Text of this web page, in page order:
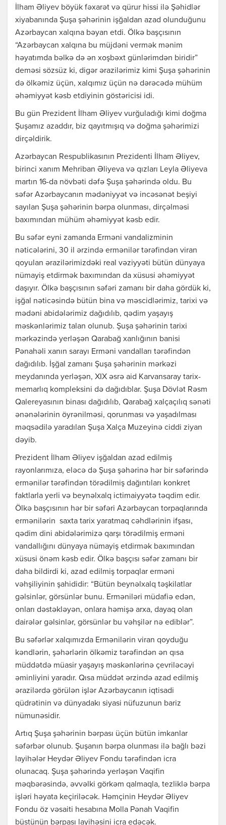
İlham Əliyev böyük fəxarət və qürur hissi ilə Şəhidlər
xiyabanında Şuşa şəhərinin işğaldan azad olunduğunu
Azərbaycan xalqına bəyan etdi. Ölkə başçısının
“Azərbaycan xalqına bu müjdəni vermək mənim
həyatımda bəlkə də ən xoşbəxt günlərimdən biridir”
deməsi sözsüz ki, digər ərazilərimiz kimi Şuşa şəhərinin
də ölkəmiz üçün, xalqımız üçün nə dərəcədə mühüm
əhəmiyyət kəsb etdiyinin göstəricisi idi.
Bu gün Prezident İlham Əliyev vurğuladığı kimi doğma
Şuşamız azaddır, biz qayıtmışıq və doğma şəhərimizi
dirçəldirik.
Azərbaycan Respublikasının Prezidenti İlham Əliyev,
birinci xanım Mehriban Əliyeva və qızları Leyla Əliyeva
martın 16-da növbəti dəfə Şuşa şəhərində oldu. Bu
səfər Azərbaycanın mədəniyyət və incəsənət beşiyi
sayılan Şuşa şəhərinin bərpa olunması, dirçəlməsi
baxımından mühüm əhəmiyyət kəsb edir.
Bu səfər eyni zamanda Erməni vandalizminin
nəticələrini, 30 il ərzində ermənilər tərəfindən viran
qoyulan ərazilərimizdəki real vəziyyəti bütün dünyaya
nümayiş etdirmək baxımından da xüsusi əhəmiyyət
daşıyır. Ölkə başçısının səfəri zamanı bir daha gördük ki,
işğal nəticəsində bütün bina və məscidlərimiz, tarixi və
mədəni abidələrimiz dağıdılıb, qədim yaşayış
məskənlərimiz talan olunub. Şuşa şəhərinin tarixi
mərkəzində yerləşən Qarabağ xanlığının banisi
Pənahəli xanın sarayı Erməni vandalları tərəfindən
dağıdılıb. İşğal zamanı Şuşa şəhərinin mərkəzi
meydanında yerləşən, XIX əsrə aid Karvansaray tarix-
memarlıq kompleksini də dağıdıblar. Şuşa Dövlət Rəsm
Qalereyasının binası dağıdılıb, Qarabağ xalçaçılıq sənəti
ənənələrinin öyrənilməsi, qorunması və yaşadılması
məqsədilə yaradılan Şuşa Xalça Muzeyinə ciddi ziyan
dəyib.
Prezident İlham Əliyev işğaldan azad edilmiş
rayonlarımıza, eləcə də Şuşa şəhərinə hər bir səfərində
ermənilər tərəfindən törədilmiş dağıntıları konkret
faktlarla yerli və beynəlxalq ictimaiyyətə təqdim edir.
Ölkə başçısının hər bir səfəri Azərbaycan torpaqlarında
ermənilərin saxta tarix yaratmaq cəhdlərinin ifşası,
qədim dini abidələrimizə qarşı törədilmiş erməni
vandallığını dünyaya nümayiş etdirmək baxımından
xüsusi önəm kəsb edir. Ölkə başçısı səfər zamanı bir
daha bildirdi ki, azad edilmiş torpaqlar erməni
vəhşiliyinin şahididir: “Bütün beynəlxalq təşkilatlar
gəlsinlər, görsünlər bunu. Erməniləri müdafiə edən,
onları dəstəkləyən, onlara həmişə arxa, dayaq olan
dairələr gəlsinlər, görsünlər bu vəhşilər nə ediblər”.
Bu səfərlər xalqımızda Ermənilərin viran qoyduğu
kəndlərin, şəhərlərin ölkəmiz tərəfindən ən qısa
müddətdə müasir yaşayış məskənlərinə çevriləcəyi
əminliyini yaradır. Qısa müddət ərzində azad edilmiş
ərazilərdə görülən işlər Azərbaycanın iqtisadi
qüdrətinin və dünyadakı siyasi nüfuzunun bariz
nümunəsidir.
Artıq Şuşa şəhərinin bərpası üçün bütün imkanlar
səfərbər olunub. Şuşanın bərpa olunması ilə bağlı bəzi
layihələr Heydər Əliyev Fondu tərəfindən icra
olunacaq. Şuşa şəhərində yerləşən Vaqifin
məqbərəsində, əvvəlki görkəm qalmaqla, tezliklə bərpa
işləri həyata keçiriləcək. Həmçinin Heydər Əliyev
Fondu öz vəsaiti hesabına Molla Pənah Vaqifin
büstünün bərpası layihəsini icra edəcək.